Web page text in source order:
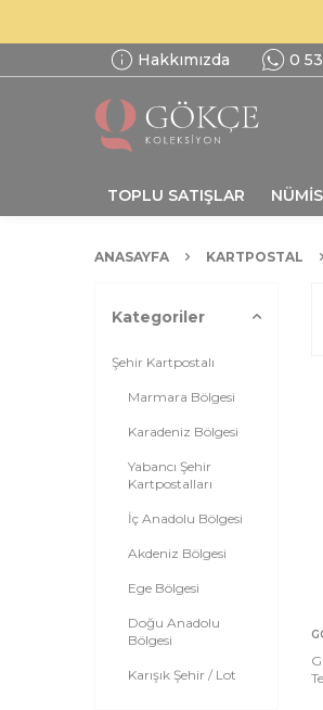
Hakkımızda 0
TOPLU SATIŞLAR
ANASAYFA KARTPOSTAL
Kategoriler
Şehir Kartpostalı
Marmara Bölgesi
Karadeniz Bölgesi
Yabancı Şehir
Kartpostalları
İç Anadolu Bölgesi
Akdeniz Bölgesi
Ege Bölgesi
Doğu Anadolu
Bölgesi
Karışık Şehir / Lot